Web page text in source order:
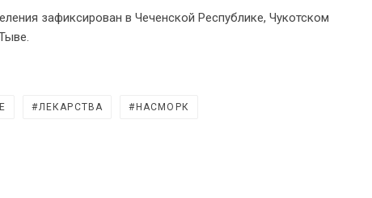
зафиксирован в Чеченской Республике, Чукотском
ЛЕКАРСТВА НАСМОРК